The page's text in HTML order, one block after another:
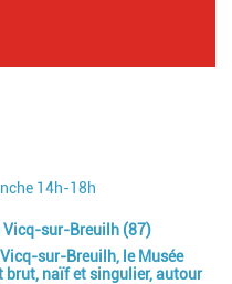
14h-18h
Vicq-sur-Breuilh (87)
sur-Breuilh, le Musée
brut, naïf et singulier, autour